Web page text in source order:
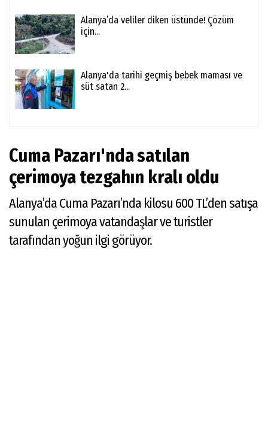
Alanya’da veliler diken üstünde! Çözüm
için...
Alanya'da tarihi geçmiş bebek maması ve
süt satan 2...
Cuma Pazarı'nda satılan
çerimoya tezgahın kralı oldu
Alanya’da Cuma Pazarı’nda kilosu 600 TL’den satışa
sunulan çerimoya vatandaşlar ve turistler
tarafından yoğun ilgi görüyor.